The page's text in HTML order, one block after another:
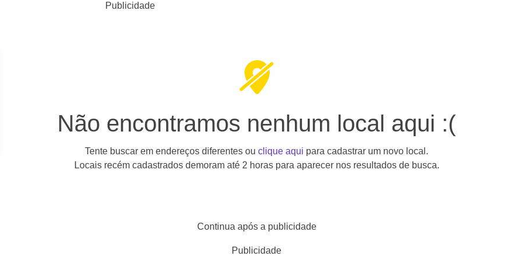
Publicidade
Não encontramos nenhum local aqui :(
Tente buscar em endereços diferentes ouclique aqui para cadastrar um novo local.
Locais recém cadastrados demoram até 2 horas para aparecer nos resultados de busca.
Continua após a publicidade
Publicidade